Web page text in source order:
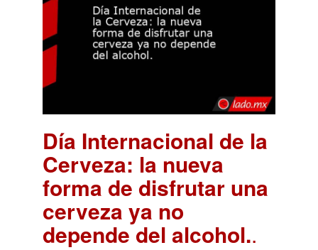
Día Internacional de la
Cerveza: la nueva
forma de disfrutar una
cerveza ya no
depende del alcohol..